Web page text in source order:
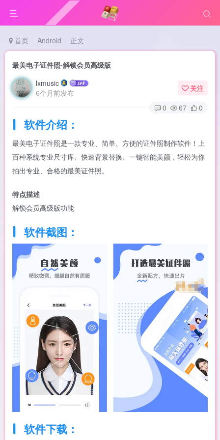
首页 Android 正文
最美电子证件照-解锁会员高级版
lxmusic
6个月前发布
关注
0
67 0
软件介绍：
最美电子证件照是一款专业、简单、方便的证件照制作软件！上
百种系统专业尺寸库、快速背景替换、一键智能美颜，轻松为你
拍出专业、合格的最美证件照。
特点描述
解锁会员高级版功能
软件截图：
软件下载：